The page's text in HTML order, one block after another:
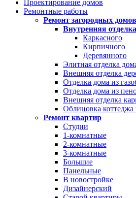
Проектирование домов
Ремонтные работы
Ремонт загородных домов
Внутренняя
Каркасного
Кирпичного
Деревянного
Элитная отделка
Внешняя отделка
Отделка дома из
Отделка дома из
Внешняя отделка
Облицовка
Ремонт квартир
Студии
1-комнатные
2-комнатные
3-комнатные
Большие
Панельные
В новостройке
Дизайнерский